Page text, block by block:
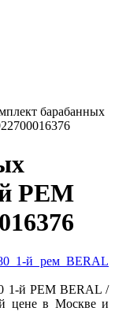
барабанных
й РЕМ